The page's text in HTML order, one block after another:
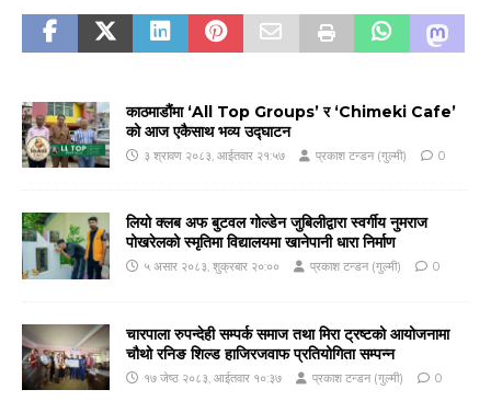
काठमाडौंमा ‘All Top Groups’ र ‘Chimeki Cafe’
को आज एकैसाथ भव्य उद्घाटन
३ श्रावण २०८३, आईतवार २१:५७ प्रकाश टन्डन (गुल्मी) 0
लियो क्लब अफ बुटवल गोल्डेन जुबिलीद्वारा स्वर्गीय नुमराज
पोखरेलको स्मृतिमा विद्यालयमा खानेपानी धारा निर्माण
५ असार २०८३, शुक्रबार २०:०० प्रकाश टन्डन (गुल्मी) 0
चारपाला रुपन्देही सम्पर्क समाज तथा मिरा ट्रष्टको आयोजनामा
चौथो रनिङ शिल्ड हाजिरजवाफ प्रतियोगिता सम्पन्न
१७ जेष्ठ २०८३, आईतवार १०:३७ प्रकाश टन्डन (गुल्मी) 0